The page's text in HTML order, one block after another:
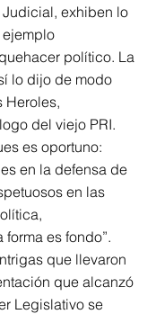
exhiben lo
político. La
lo dijo de modo
Heroles,
del viejo PRI.
es oportuno:
en la defensa de
en las
es fondo”.
que llevaron
que alcanzó
Legislativo se